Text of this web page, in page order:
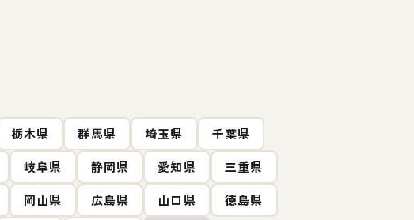
栃木県 群馬県 埼玉県
千葉県
岐阜県 静岡県 愛知県
三重県
岡山県 広島県 山口県
徳島県